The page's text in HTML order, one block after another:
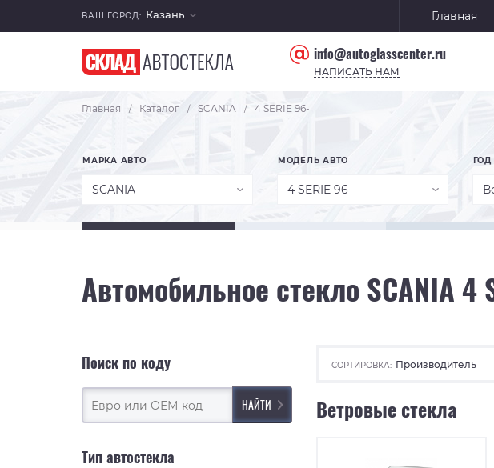
ВАШ ГОРОД: Казань Главная
info@autoglasscenter.ru
НАПИСАТЬ НАМ
Главная / Каталог / SCANIA / 4 SERIE 96-
МАРКА АВТО
SCANIA
МОДЕЛЬ АВТО
4 SERIE 96-
Автомобильное стекло SCANIA 4
Поиск по коду
Тип автостекла
СОРТИРОВКА: Производитель
Ветровые стекла